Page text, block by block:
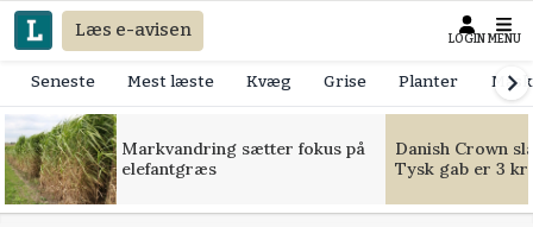
Læs e-avisen LOGIN MENU
Seneste Mest læste Kvæg Grise Planter
Markvandring sætter fokus på
elefantgræs
Danish Crown
Tysk gab er 3